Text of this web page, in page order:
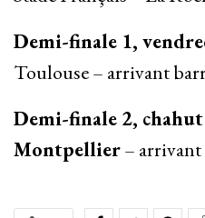
Demi-finale 1,
Toulouse – arrivant
Demi-finale 2,
Montpellier–